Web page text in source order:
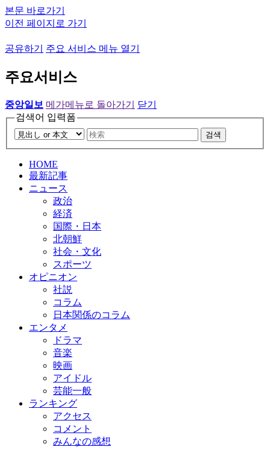
본문 바로가기
이전 페이지로 가기
공유하기 주요 서비스 메뉴 열기
주요서비스
중앙일보 메가메뉴로 돌아가기
닫기
검색어 입력폼
검색
HOME
最新記事
ニュース
政治
経済
国際・日本
北朝鮮
社会・文化
スポーツ
オピニオン
社説
コラム
日本関係のコラム
エンタメ
ドラマ
音楽
映画
アイドル
芸能一般
ランキング
アクセス
コメント
みんなの感想